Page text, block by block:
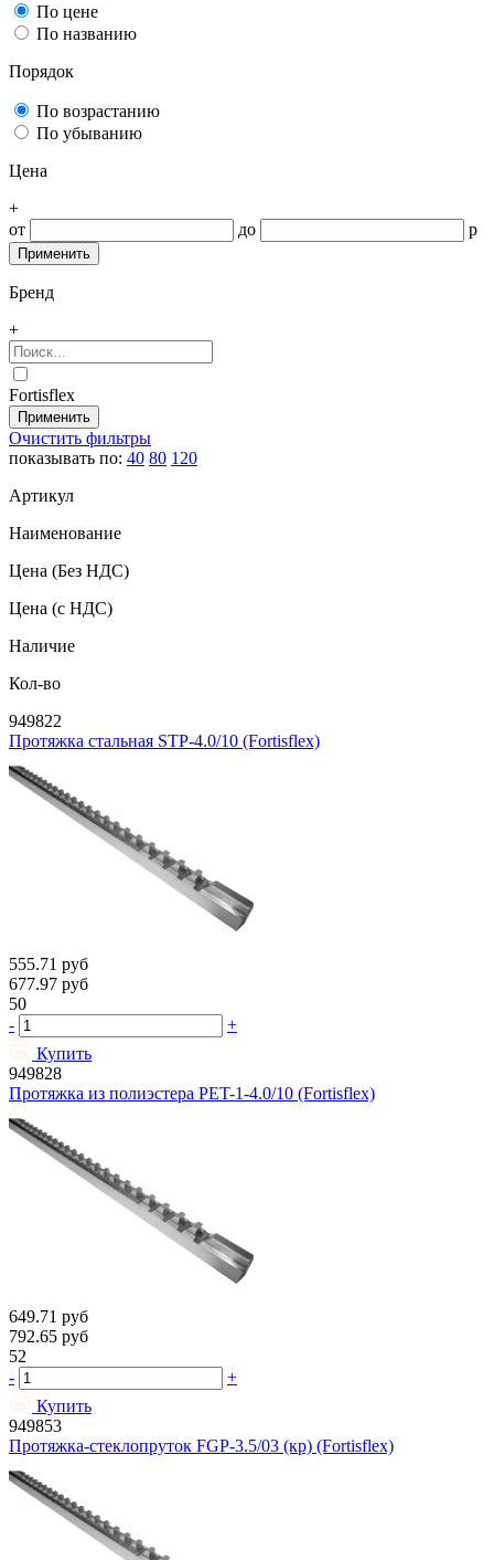
По цене
По названию
Порядок
По возрастанию
По убыванию
Цена
+
от
до р
Бренд
+
Fortisflex
Очистить фильтры
показывать по: 40 80 120
Артикул
Наименование
Цена (Без НДС)
Цена (с НДС)
Наличие
Кол-во
949822
Протяжка стальная STP-4.0/10 (Fortisflex)
555.71 руб
677.97 руб
50
-
+
Купить
949828
Протяжка из полиэстера PET-1-4.0/10 (Fortisflex)
649.71 руб
792.65 руб
52
-
+
Купить
949853
Протяжка-стеклопруток FGP-3.5/03 (кр) (Fortisflex)